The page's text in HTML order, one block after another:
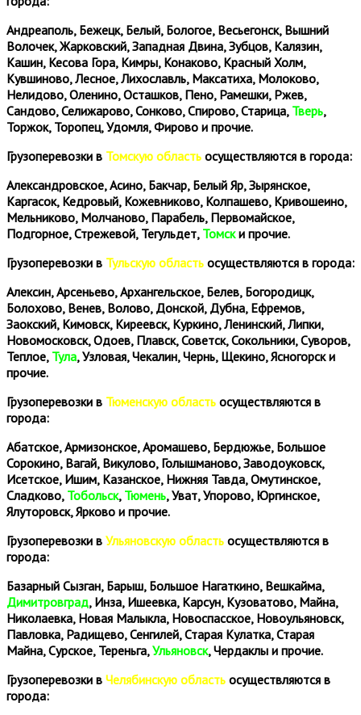
Андреаполь, Бежецк, Белый, Бологое, Весьегонск, Вышний
Волочек, Жарковский, Западная Двина, Зубцов, Калязин,
Кашин, Кесова Гора, Кимры, Конаково, Красный Холм,
Кувшиново, Лесное, Лихославль, Максатиха, Молоково,
Нелидово, Оленино, Осташков, Пено, Рамешки, Ржев,
Сандово, Селижарово, Сонково, Спирово, Старица, Тверь,
Торжок, Торопец, Удомля, Фирово и прочие.
Грузоперевозки в Томскую область осуществляются в города:
Александровское, Асино, Бакчар, Белый Яр, Зырянское,
Каргасок, Кедровый, Кожевниково, Колпашево, Кривошеино,
Мельниково, Молчаново, Парабель, Первомайское,
Подгорное, Стрежевой, Тегульдет, Томски прочие.
Грузоперевозки в Тульскую область осуществляются в города:
Алексин, Арсеньево, Архангельское, Белев, Богородицк,
Болохово, Венев, Волово, Донской, Дубна, Ефремов,
Заокский, Кимовск, Киреевск, Куркино, Ленинский, Липки,
Новомосковск, Одоев, Плавск, Советск, Сокольники, Суворов,
Теплое, Тула, Узловая, Чекалин, Чернь, Щекино, Ясногорск и
прочие.
Грузоперевозки в Тюменскую область осуществляются в
города:
Абатское, Армизонское, Аромашево, Бердюжье, Большое
Сорокино, Вагай, Викулово, Голышманово, Заводоуковск,
Исетское, Ишим, Казанское, Нижняя Тавда, Омутинское,
Сладково, Тобольск, Тюмень, Уват, Упорово, Юргинское,
Ялуторовск, Ярково и прочие.
Грузоперевозки в Ульяновскую область осуществляются в
города:
Базарный Сызган, Барыш, Большое Нагаткино, Вешкайма,
Димитровград, Инза, Ишеевка, Карсун, Кузоватово, Майна,
Николаевка, Новая Малыкла, Новоспасское, Новоульяновск,
Павловка, Радищево, Сенгилей, Старая Кулатка, Старая
Майна, Сурское, Тереньга,Ульяновск, Чердаклы и прочие.
Грузоперевозки в Челябинскую область осуществляются в
города: